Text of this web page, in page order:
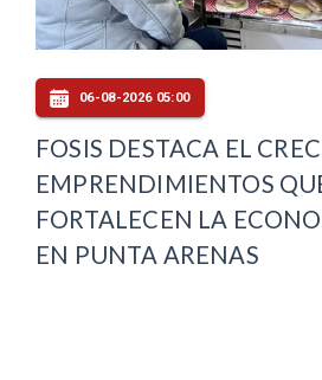
06-08-2026 05:00
FOSIS DESTACA EL
EMPRENDIMIENTOS
FORTALECEN LA
EN PUNTA ARENAS